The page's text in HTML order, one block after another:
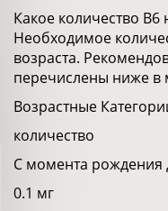
Какое количество В6
Необходимое
возраста.
перечислены ниже в
Возрастные
количество
С момента рождения
0.1 мг